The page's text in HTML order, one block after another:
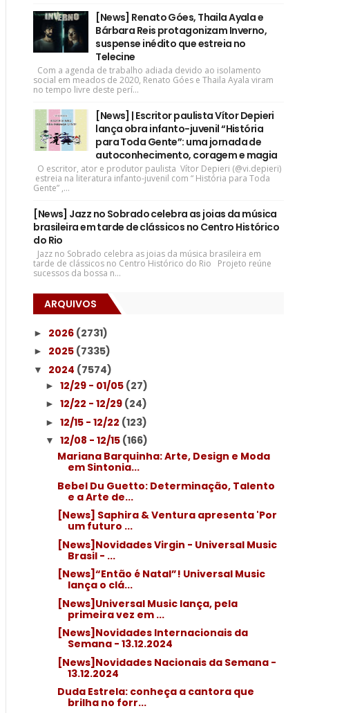
[News] Renato Góes, Thaila Ayala e
Bárbara Reis protagonizam Inverno,
suspense inédito que estreia no
Telecine
Com a agenda de trabalho adiada devido ao isolamento
social em meados de 2020, Renato Góes e Thaila Ayala viram
no tempo livre deste perí...
[News] | Escritor paulista Vítor Depieri
lança obra infanto-juvenil “História
para Toda Gente”: uma jornada de
autoconhecimento, coragem e magia
O escritor, ator e produtor paulista Vítor Depieri (@vi.depieri)
estreia na literatura infanto-juvenil com “ História para Toda
Gente” ,...
[News] Jazz no Sobrado celebra as joias da música
brasileira em tarde de clássicos no Centro Histórico
do Rio
Jazz no Sobrado celebra as joias da música brasileira em
tarde de clássicos no Centro Histórico do Rio Projeto reúne
sucessos da bossa n...
ARQUIVOS
► 2026 (2731)
► 2025 (7335)
▼ 2024 (7574)
►12/29 - 01/05 (27)
►12/22 - 12/29 (24)
►12/15 - 12/22 (123)
▼12/08 - 12/15 (166)
Mariana Barquinha: Arte, Design e Moda
em Sintonia...
Bebel Du Guetto: Determinação, Talento
e a Arte de...
[News] Saphira & Ventura apresenta 'Por
um futuro ...
[News]Novidades Virgin - Universal Music
Brasil - ...
[News]“Então é Natal”! Universal Music
lança o clá...
[News]Universal Music lança, pela
primeira vez em ...
[News]Novidades Internacionais da
Semana - 13.12.2024
[News]Novidades Nacionais da Semana -
13.12.2024
Duda Estrela: conheça a cantora que
brilha no forr...